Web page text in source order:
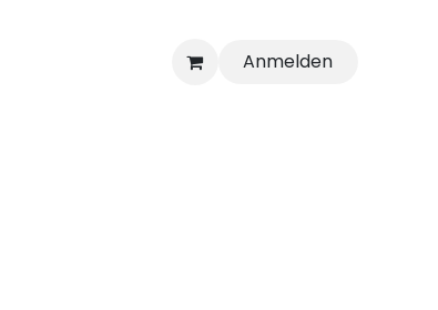
Anmelden